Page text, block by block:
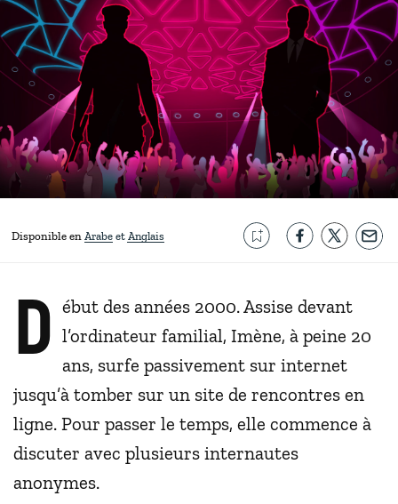
Disponible en Arabe Anglais
D ébut des années 2000. Assise devant
l’ordinateur familial, Imène, à peine 20
ans, surfe passivement sur internet
jusqu’à tomber sur un site de rencontres en
ligne. Pour passer le temps, elle commence à
discuter avec plusieurs internautes
anonymes.